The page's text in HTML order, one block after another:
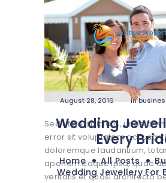
August 28, 2016 in
Wedding
Every
Home All Posts
Wedding Jewellery For
Home
Services
Media
Contact
Sed ut perspiciatis, unde
error sit voluptatem
doloremque laudantium,
aperiam eaque ipsa, quae
veritatis et quasi architecto